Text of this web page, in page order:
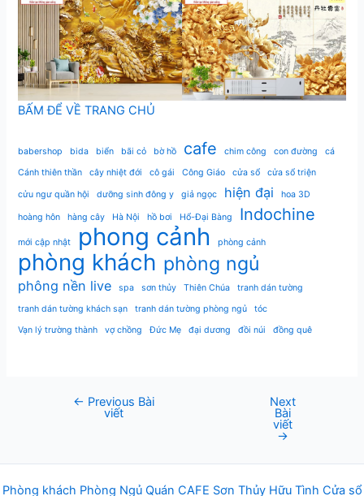
BẤM ĐỂ VỀ TRANG CHỦ
babershop bida biển bãi cỏ bờ hồ cafe chim công con đường
cá
Cánh thiên thần
cây nhiệt đới cô gái Công Giáo cửa sổ cửa sổ triện
cửu ngư quần hội dưỡng sinh đông y giả ngọc hiện đại hoa 3D
hoàng hôn hàng cây Hà Nội hồ bơi Hổ-Đại Bàng Indochine
mới cập nhật phong cảnh phòng cảnh
phòng khách phòng ngủ
phông nền live spa sơn thủy Thiên Chúa
tranh dán tường
tranh dán tường khách sạn
tranh dán tường phòng ngủ
tóc
Vạn lý trường thành
vợ chồng Đức Mẹ đại dương đồi núi đồng quê
← Previous Bài
viết
Next
Bài
viết
→
Phòng khách Phòng Ngủ Quán CAFE Sơn Thủy Hữu Tình Cửa sổ